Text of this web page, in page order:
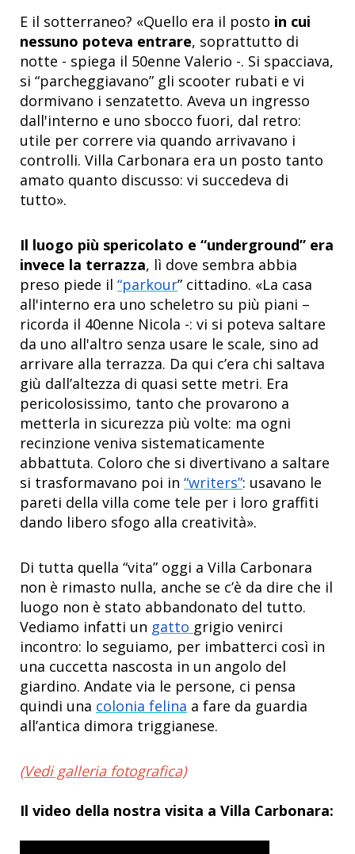
E il sotterraneo? «Quello era il posto in cui
nessuno poteva entrare, soprattutto di
notte - spiega il 50enne Valerio -. Si spacciava,
si “parcheggiavano” gli scooter rubati e vi
dormivano i senzatetto. Aveva un ingresso
dall'interno e uno sbocco fuori, dal retro:
utile per correre via quando arrivavano i
controlli. Villa Carbonara era un posto tanto
amato quanto discusso: vi succedeva di
tutto».
Il luogo più spericolato e “underground” era
invece la terrazza, lì dove sembra abbia
preso piede il “parkour” cittadino. «La casa
all'interno era uno scheletro su più piani –
ricorda il 40enne Nicola -: vi si poteva saltare
da uno all'altro senza usare le scale, sino ad
arrivare alla terrazza. Da qui c’era chi saltava
giù dall’altezza di quasi sette metri. Era
pericolosissimo, tanto che provarono a
metterla in sicurezza più volte: ma ogni
recinzione veniva sistematicamente
abbattuta. Coloro che si divertivano a saltare
si trasformavano poi in “writers”: usavano le
pareti della villa come tele per i loro graffiti
dando libero sfogo alla creatività».
Di tutta quella “vita” oggi a Villa Carbonara
non è rimasto nulla, anche se c’è da dire che il
luogo non è stato abbandonato del tutto.
Vediamo infatti un gatto grigio venirci
incontro: lo seguiamo, per imbatterci così in
una cuccetta nascosta in un angolo del
giardino. Andate via le persone, ci pensa
quindi una colonia felina a fare da guardia
all’antica dimora triggianese.
(Vedi galleria fotografica)
Il video della nostra visita a Villa Carbonara: